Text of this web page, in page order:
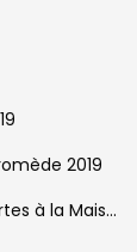
2019
à la Mais...